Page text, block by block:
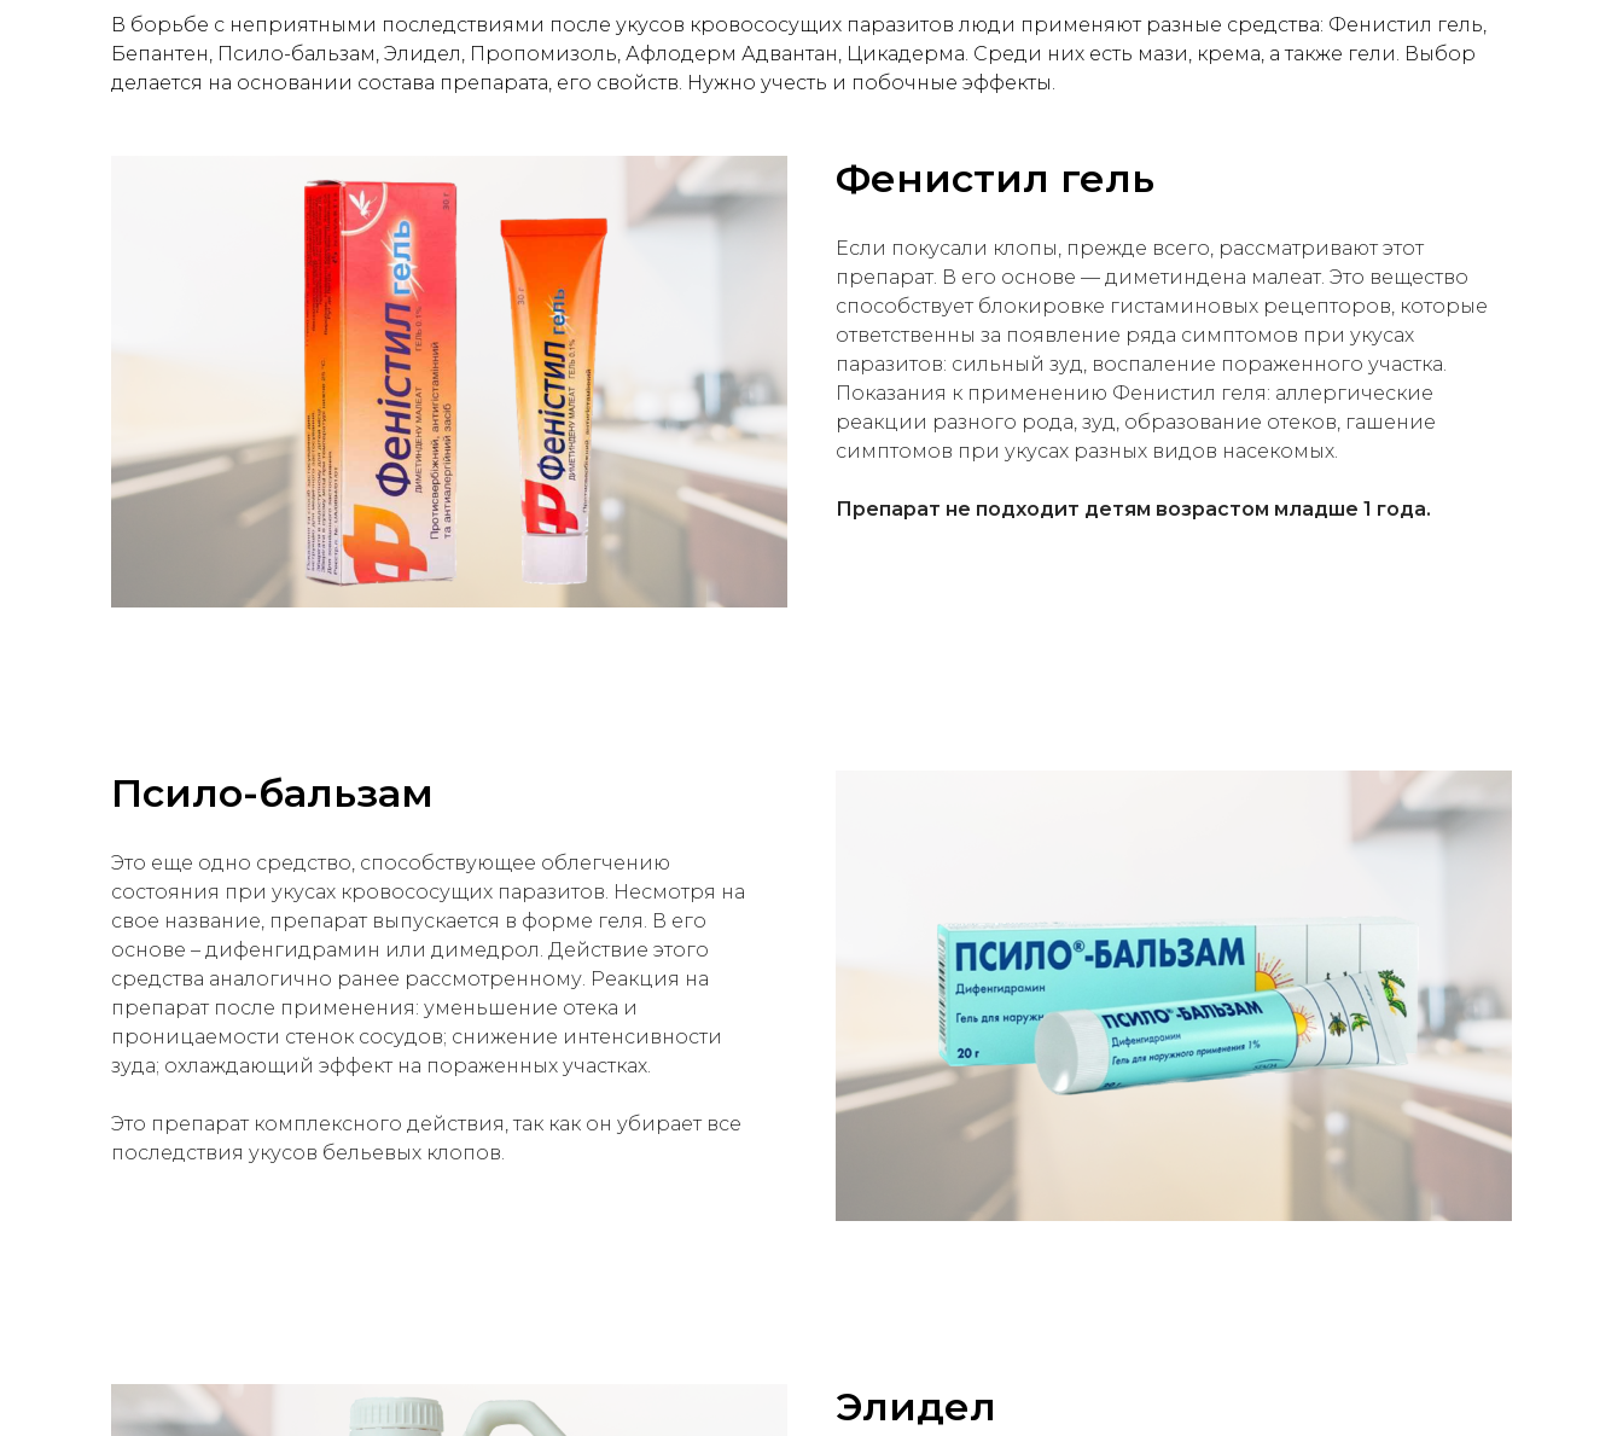
В борьбе с неприятными последствиями после укусов кровососущих паразитов люди применяют разные средства: Фенистил гель,
Бепантен, Псило-бальзам, Элидел, Пропомизоль, Афлодерм Адвантан, Цикадерма. Среди них есть мази, крема, а также гели. Выбор
делается на основании состава препарата, его свойств. Нужно учесть и побочные эффекты.
Фенистил гель
Если покусали клопы, прежде всего, рассматривают этот
препарат. В его основе — диметиндена малеат. Это вещество
способствует блокировке гистаминовых рецепторов, которые
ответственны за появление ряда симптомов при укусах
паразитов: сильный зуд, воспаление пораженного участка.
Показания к применению Фенистил геля: аллергические
реакции разного рода, зуд, образование отеков, гашение
симптомов при укусах разных видов насекомых.
Препарат не подходит детям возрастом младше 1 года.
Псило-бальзам
Это еще одно средство, способствующее облегчению
состояния при укусах кровососущих паразитов. Несмотря на
свое название, препарат выпускается в форме геля. В его
основе – дифенгидрамин или димедрол. Действие этого
средства аналогично ранее рассмотренному. Реакция на
препарат после применения: уменьшение отека и
проницаемости стенок сосудов; снижение интенсивности
зуда; охлаждающий эффект на пораженных участках.
Это препарат комплексного действия, так как он убирает все
последствия укусов бельевых клопов.
Элидел